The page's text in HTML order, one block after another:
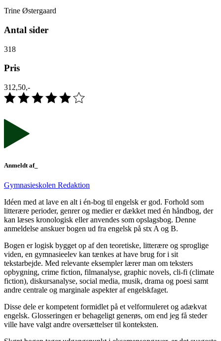
Trine Østergaard
Antal sider
318
Pris
312,50,-
Anmeldt af_
Gymnasieskolen Redaktion
Idéen med at lave en alt i én-bog til engelsk er god. Forhold som
litterære perioder, genrer og medier er dækket med én håndbog, der
kan læses kronologisk eller anvendes som opslagsbog. Denne
anmeldelse anskuer bogen ud fra engelsk på stx A og B.
Bogen er logisk bygget op af den teoretiske, litterære og sproglige
viden, en gymnasieelev kan tænkes at have brug for i sit
tekstarbejde. Med relevante eksempler lærer man om teksters
opbygning, crime fiction, filmanalyse, graphic novels, cli-fi (climate
fiction), diskursanalyse, social media, musik, drama og poesi samt
andre centrale og marginale aspekter af engelskfaget.
Disse dele er kompetent formidlet på et velformuleret og adækvat
engelsk. Glosseringen er behageligt generøs, om end jeg få steder
ville have valgt andre oversættelser til konteksten.